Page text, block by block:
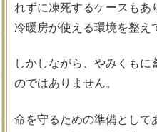
れずに凍死するケースもあ
冷暖房が使える環境を整え
しかしながら、やみくもに
のではありません。
命を守るための準備として